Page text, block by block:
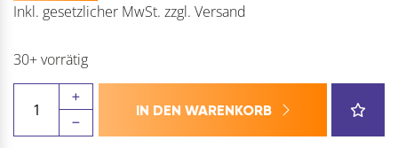
Inkl. gesetzlicher MwSt. zzgl. Versand
30+ vorrätig
Anpressverschluss
verdeckt
IN DEN WARENKORB